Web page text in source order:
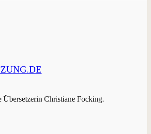
Übersetzerin Christiane Focking.